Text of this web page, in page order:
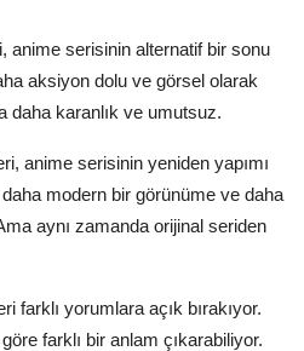
anime serisinin alternatif bir sonu
aksiyon dolu ve görsel olarak
daha karanlık ve umutsuz.
anime serisinin yeniden yapımı
modern bir görünüme ve daha
aynı zamanda orijinal seriden
farklı yorumlara açık bırakıyor.
farklı bir anlam çıkarabiliyor.